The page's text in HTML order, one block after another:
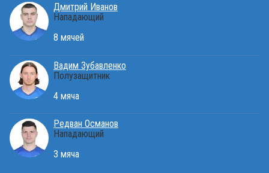
Дмитрий Иванов
Нападающий
8 мячей
Вадим Зубавленко
Полузащитник
4 мяча
Редван Османов
Нападающий
3 мяча